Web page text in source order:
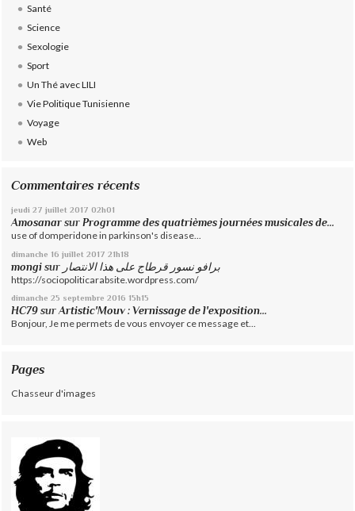
Santé
Science
Sexologie
Sport
Un Thé avec LILI
Vie Politique Tunisienne
Voyage
Web
Commentaires récents
jeudi 27 juillet 2017 02h01
Amosanar surProgramme des quatrièmes journées musicales de...
use of domperidone in parkinson's disease...
dimanche 16 juillet 2017 21h18
mongi sur برافو نسور قرطاج على هذا الانتصار
https://sociopoliticarabsite.wordpress.com/
dimanche 25 septembre 2016 15h15
HC79 surArtistic'Mouv : Vernissage de l'exposition...
Bonjour, Je me permets de vous envoyer ce message et...
Pages
Chasseur d'images